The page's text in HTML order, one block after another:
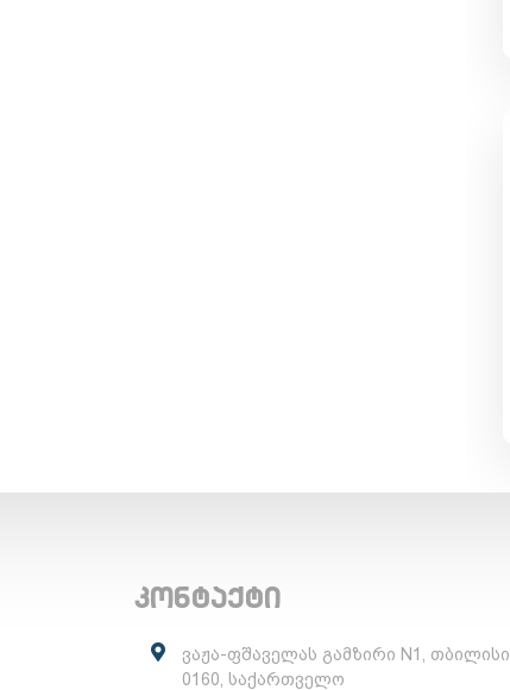
კონტაქტი
ვაჟა-ფშაველას გამზირი N1, თბილისი
0160, საქართველო